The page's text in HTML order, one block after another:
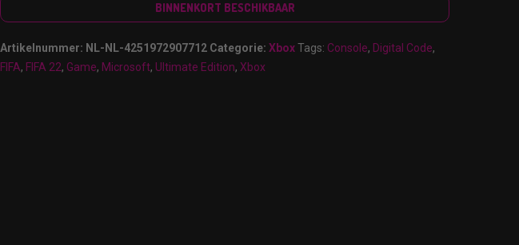
BINNENKORT BESCHIKBAAR
Artikelnummer: NL-NL-4251972907712 Categorie:Xbox Tags: Console, Digital Code,
FIFA, FIFA 22, Game, Microsoft, Ultimate Edition, Xbox